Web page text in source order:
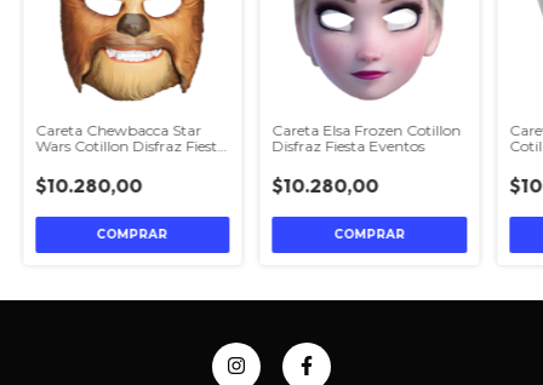
Careta Chewbacca Star
Wars Cotillon Disfraz Fiesta
$10.280,00
Careta Elsa Frozen Cotillon
Disfraz Fiesta Eventos
$10.280,00